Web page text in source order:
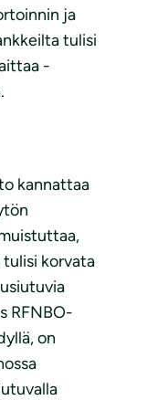
ja
tulisi
-
kannattaa
korvata
RFNBO-
on